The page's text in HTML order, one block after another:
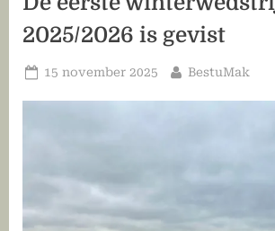
2025/2026 is gevist
Geplaatst
15 november 2025 Door
BestuMak